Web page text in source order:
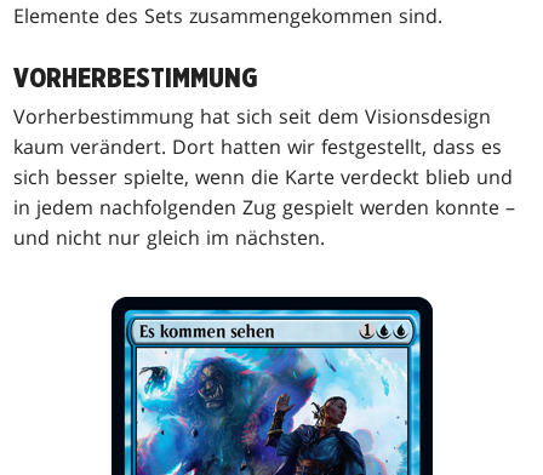
Elemente des Sets zusammengekommen sind.
VORHERBESTIMMUNG
Vorherbestimmung hat sich seit dem Visionsdesign
kaum verändert. Dort hatten wir festgestellt, dass es
sich besser spielte, wenn die Karte verdeckt blieb und
in jedem nachfolgenden Zug gespielt werden konnte –
und nicht nur gleich im nächsten.